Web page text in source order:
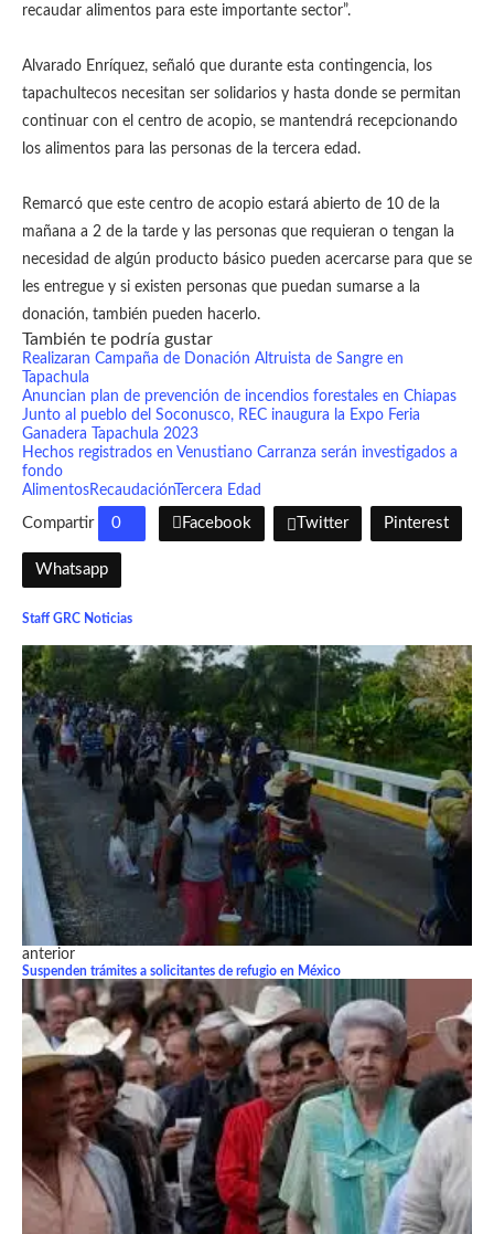
recaudar alimentos para este importante sector”.
Alvarado Enríquez, señaló que durante esta contingencia, los
tapachultecos necesitan ser solidarios y hasta donde se permitan
continuar con el centro de acopio, se mantendrá recepcionando
los alimentos para las personas de la tercera edad.
Remarcó que este centro de acopio estará abierto de 10 de la
mañana a 2 de la tarde y las personas que requieran o tengan la
necesidad de algún producto básico pueden acercarse para que se
les entregue y si existen personas que puedan sumarse a la
donación, también pueden hacerlo.
También te podría gustar
Realizaran Campaña de Donación Altruista de Sangre en
Tapachula
Anuncian plan de prevención de incendios forestales en Chiapas
Junto al pueblo del Soconusco, REC inaugura la Expo Feria
Ganadera Tapachula 2023
Hechos registrados en Venustiano Carranza serán investigados a
fondo
AlimentosRecaudaciónTercera Edad
Compartir 0 Facebook Twitter Pinterest
Whatsapp
Staff GRC Noticias
anterior
Suspenden trámites a solicitantes de refugio en México